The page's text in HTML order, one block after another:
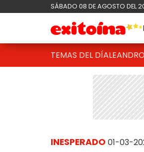
SÁBADO 08 DE AGOSTO DEL
TEMAS DEL DÍA
INESPERADO 01-03-